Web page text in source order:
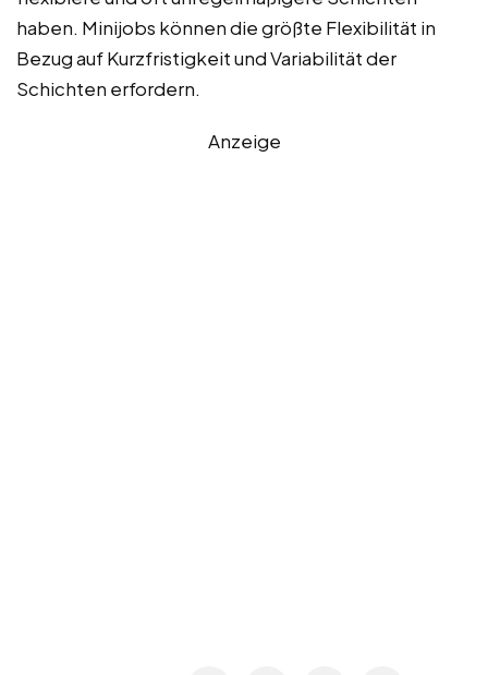
haben. Minijobs können die größte Flexibilität in
Bezug auf Kurzfristigkeit und Variabilität der
Schichten erfordern.
Anzeige